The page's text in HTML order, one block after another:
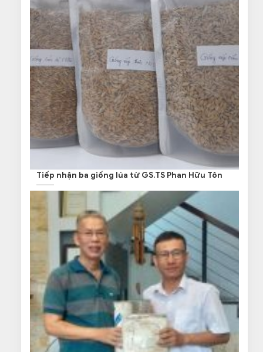
Tiếp nhận ba giống lúa từ GS.TS Phan Hữu Tôn